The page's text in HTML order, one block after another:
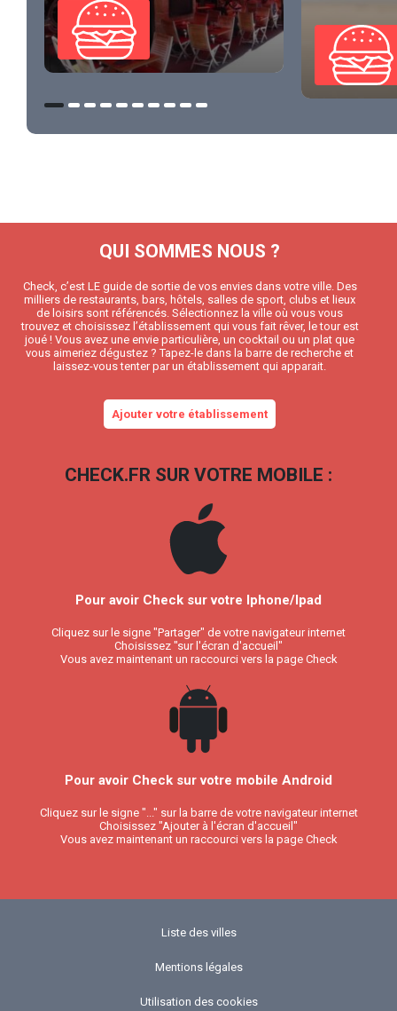
QUI SOMMES NOUS ?
Check, c’est LE guide de sortie de vos envies dans votre ville. Des
milliers de restaurants, bars, hôtels, salles de sport, clubs et lieux
de loisirs sont référencés. Sélectionnez la ville où vous vous
trouvez et choisissez l’établissement qui vous fait rêver, le tour est
joué ! Vous avez une envie particulière, un cocktail ou un plat que
vous aimeriez dégustez ? Tapez-le dans la barre de recherche et
laissez-vous tenter par un établissement qui apparait.
Ajouter votre établissement
CHECK.FR SUR VOTRE MOBILE :
Pour avoir Check sur votre Iphone/Ipad
Cliquez sur le signe "Partager" de votre navigateur internet
Choisissez "sur l'écran d'accueil"
Vous avez maintenant un raccourci vers la page Check
Pour avoir Check sur votre mobile Android
Cliquez sur le signe "..." sur la barre de votre navigateur internet
Choisissez "Ajouter à l'écran d'accueil"
Vous avez maintenant un raccourci vers la page Check
Liste des villes
Mentions légales
Utilisation des cookies